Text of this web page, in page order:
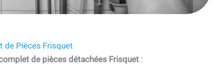
de Pièces Frisquet
de pièces détachées Frisquet :